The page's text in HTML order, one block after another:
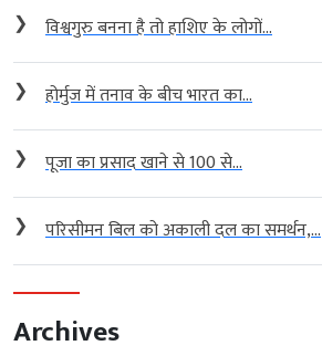
❯ विश्वगुरु बनना है तो हाशिए के लोगों...
❯ होर्मुज में तनाव के बीच भारत का...
❯ पूजा का प्रसाद खाने से 100 से...
❯ परिसीमन बिल को अकाली दल का समर्थन,...
Archives